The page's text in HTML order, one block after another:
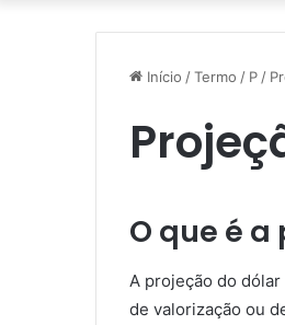
Início /Termo / P /
O que é
A projeção do
de valorização ou